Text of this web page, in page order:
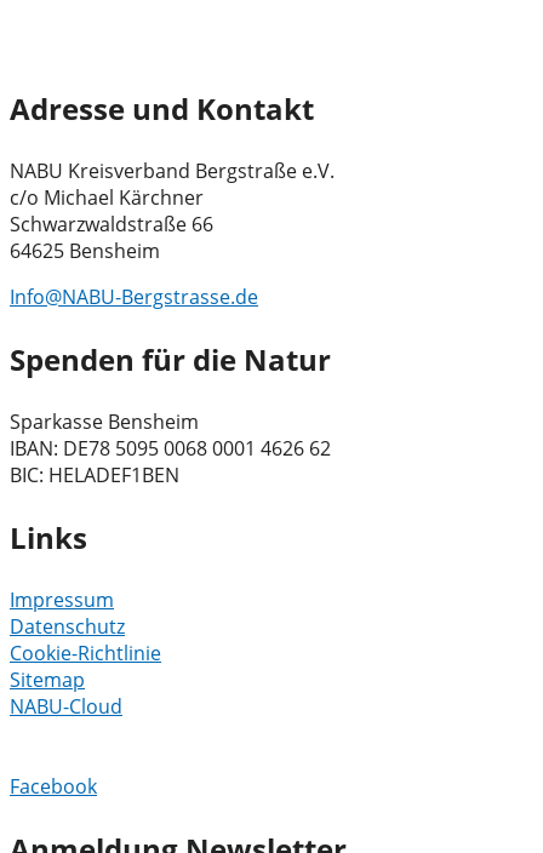
Adresse und Kontakt
NABU Kreisverband Bergstraße e.V.
c/o Michael Kärchner
Schwarzwaldstraße 66
64625 Bensheim
Info@NABU-Bergstrasse.de
Spenden für die Natur
Sparkasse Bensheim
IBAN: DE78 5095 0068 0001 4626 62
BIC: HELADEF1BEN
Links
Impressum
Datenschutz
Cookie-Richtlinie
Sitemap
NABU-Cloud
Facebook